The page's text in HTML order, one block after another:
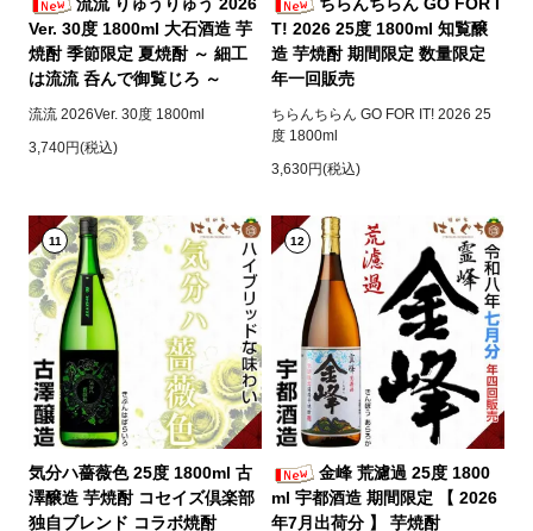
流流 りゅうりゅう 2026
Ver. 30度 1800ml 大石酒造 芋
焼酎 季節限定 夏焼酎 ～ 細工
は流流 呑んで御覧じろ ～
流流 2026Ver. 30度 1800ml
3,740円(税込)
ちらんちらん GO FOR I
T! 2026 25度 1800ml 知覧醸
造 芋焼酎 期間限定 数量限定
年一回販売
ちらんちらん GO FOR IT! 2026 25
度 1800ml
3,630円(税込)
11
気分ハ薔薇色 25度 1800ml 古
澤醸造 芋焼酎 コセイズ倶楽部
独自ブレンド コラボ焼酎
12
金峰 荒濾過 25度 1800
ml 宇都酒造 期間限定 【 2026
年7月出荷分 】 芋焼酎